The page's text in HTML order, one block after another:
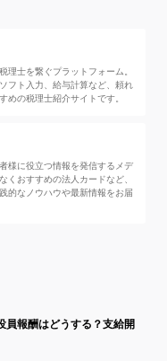
理士を繋ぐプラットフォーム。
フト入力、給与計算など、頼れ
めの税理士紹介サイトです。
様に役立つ情報を発信するメデ
くおすすめの法人カードなど、
的なノウハウや最新情報をお届
員報酬はどうする？支給開